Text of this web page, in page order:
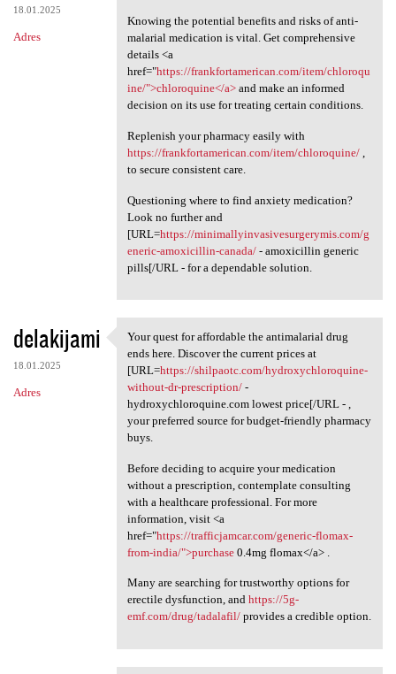
18.01.2025
Adres
Knowing the potential benefits and risks of anti-
malarial medication is vital. Get comprehensive
details <a
href="https://frankfortamerican.com/item/chloroqu
ine/">chloroquine</a>and make an informed
decision on its use for treating certain conditions.
Replenish your pharmacy easily with
https://frankfortamerican.com/item/chloroquine/,
to secure consistent care.
Questioning where to find anxiety medication?
Look no further and
[URL=https://minimallyinvasivesurgerymis.com/g
eneric-amoxicillin-canada/- amoxicillin generic
pills[/URL - for a dependable solution.
delakijami
18.01.2025
Adres
Your quest for affordable the
Your quest for affordable the antimalarial drug
ends here. Discover the current prices at
[URL=https://shilpaotc.com/hydroxychloroquine-
without-dr-prescription/-
hydroxychloroquine.com lowest price[/URL - ,
your preferred source for budget-friendly pharmacy
buys.
Before deciding to acquire your medication
without a prescription, contemplate consulting
with a healthcare professional. For more
information, visit <a
href="https://trafficjamcar.com/generic-flomax-
from-india/">purchase0.4mg flomax</a> .
Many are searching for trustworthy options for
erectile dysfunction, and https://5g-
emf.com/drug/tadalafil/provides a credible option.